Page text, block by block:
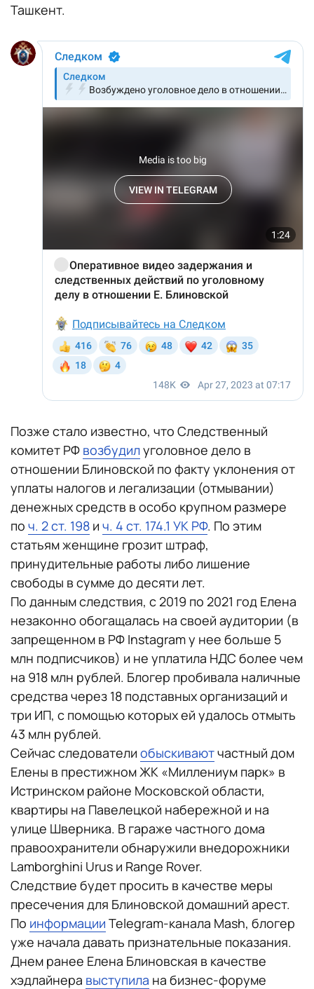
Ташкент.
Позже стало известно, что Следственный
комитет РФ возбудилуголовное дело в
отношении Блиновской по факту уклонения от
уплаты налогов и легализации (отмывании)
денежных средств в особо крупном размере
по ч. 2 ст. 198 и ч. 4 ст. 174.1 УК РФ. По этим
статьям женщине грозит штраф,
принудительные работы либо лишение
свободы в сумме до десяти лет.
По данным следствия, с 2019 по 2021 год Елена
незаконно обогащалась на своей аудитории (в
запрещенном в РФ Instagram у нее больше 5
млн подписчиков) и не уплатила НДС более чем
на 918 млн рублей. Блогер пробивала наличные
средства через 18 подставных организаций и
три ИП, с помощью которых ей удалось отмыть
43 млн рублей.
Сейчас следователи обыскиваютчастный дом
Елены в престижном ЖК «Миллениум парк» в
Истринском районе Московской области,
квартиры на Павелецкой набережной и на
улице Шверника. В гараже частного дома
правоохранители обнаружили внедорожники
Lamborghini Urus и Range Rover.
Следствие будет просить в качестве меры
пресечения для Блиновской домашний арест.
По информации Telegram-канала Mash, блогер
уже начала давать признательные показания.
Днем ранее Елена Блиновская в качестве
хэдлайнера выступила на бизнес-форуме